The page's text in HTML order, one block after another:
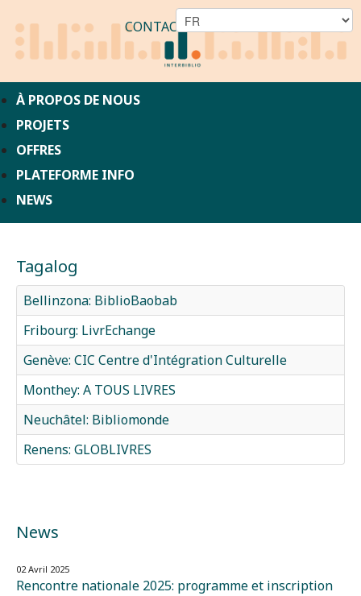
CONTACT
À PROPOS DE NOUS
PROJETS
OFFRES
PLATEFORME INFO
NEWS
Tagalog
Bellinzona: BiblioBaobab
Fribourg: LivrEchange
Genève: CIC Centre d'Intégration Culturelle
Monthey: A TOUS LIVRES
Neuchâtel: Bibliomonde
Renens: GLOBLIVRES
News
02 Avril 2025
Rencontre nationale 2025: programme et inscription